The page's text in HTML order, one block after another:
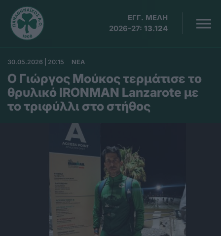
ΕΓΓ. ΜΕΛΗ
2026-27: 13.124
30.05.2026 | 20:15 ΝΕΑ
Ο Γιώργος Μούκος τερμάτισε το
θρυλικό IRONMAN Lanzarote με
το τριφύλλι στο στήθος